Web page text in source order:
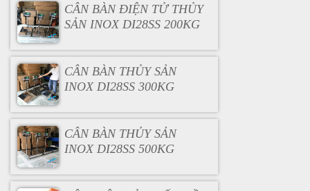
CÂN BÀN ĐIỆN TỬ THỦY
SẢN INOX DI28SS 200KG
CÂN BÀN THỦY SẢN
INOX DI28SS 300KG
CÂN BÀN THỦY SẢN
INOX DI28SS 500KG